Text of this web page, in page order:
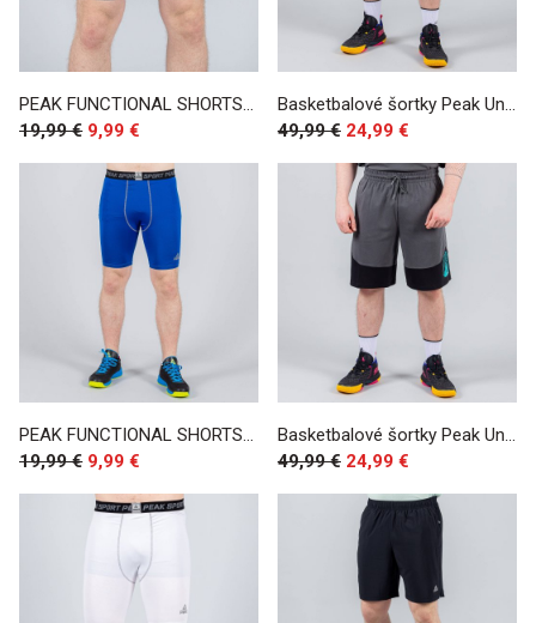
PEAK FUNCTIONAL SHORTS Black
19,99 € 9,99 €
Basketbalové šortky Peak Underground WHITE GREY
49,99 € 24,99 €
PEAK FUNCTIONAL SHORTS Royal
19,99 € 9,99 €
Basketbalové šortky Peak Underground MAGNETIC GREY
49,99 € 24,99 €